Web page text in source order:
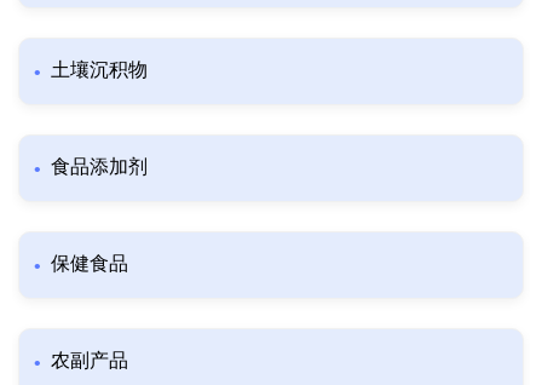
土壤沉积物
食品添加剂
保健食品
农副产品